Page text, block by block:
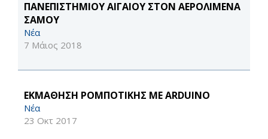
ΠΑΝΕΠΙΣΤΗΜΙΟΥ ΑΙΓΑΙΟΥ ΣΤΟΝ ΑΕΡΟΛΙΜΕΝΑ
ΣΑΜΟΥ
Νέα
7 Μάιος 2018
ΕΚΜΑΘΗΣΗ ΡΟΜΠΟΤΙΚΗΣ ΜΕ ARDUINO
Νέα
23 Οκτ 2017